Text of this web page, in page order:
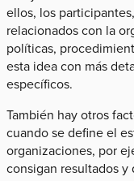
ellos, los
relacionados con la
políticas,
esta idea con más
específicos.
También hay otros
cuando se define el
organizaciones, por
consigan resultados